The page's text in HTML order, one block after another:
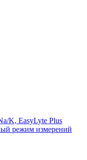
K, EasyLyte Plus
режим измерений